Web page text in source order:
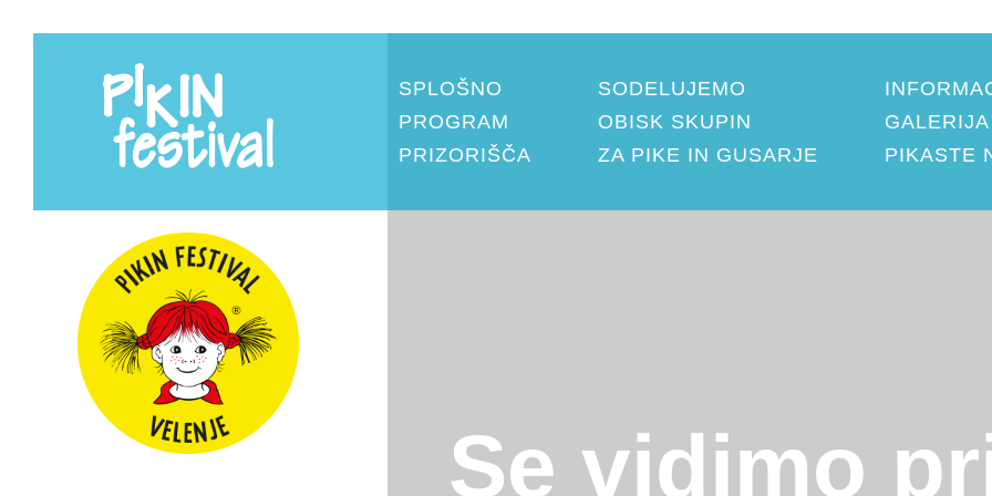
SPLOŠNO
PROGRAM
PRIZORIŠČA
SODELUJEMO
OBISK SKUPIN
ZA PIKE IN GUSARJE
GALERIJA
PIKASTE
Se vidimo